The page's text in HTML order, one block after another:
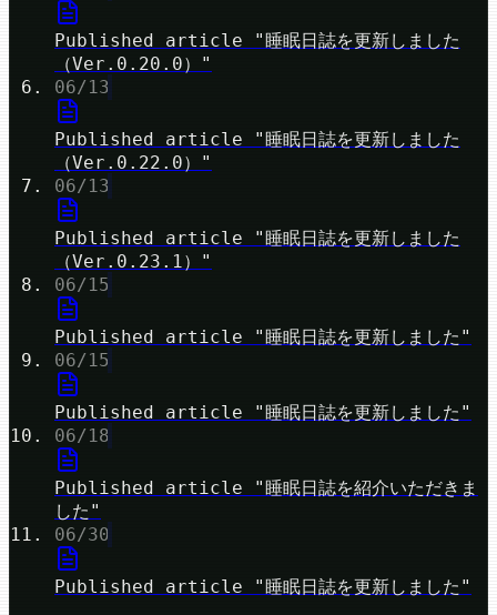
Published article "睡眠日誌を更新しました
（Ver.0.20.0）"
06/13
Published article "睡眠日誌を更新しました
（Ver.0.22.0）"
06/13
Published article "睡眠日誌を更新しました
（Ver.0.23.1）"
06/15
Published article "睡眠日誌を更新しました"
06/15
Published article "睡眠日誌を更新しました"
06/18
Published article "睡眠日誌を紹介いただきま
した"
06/30
Published article "睡眠日誌を更新しました"